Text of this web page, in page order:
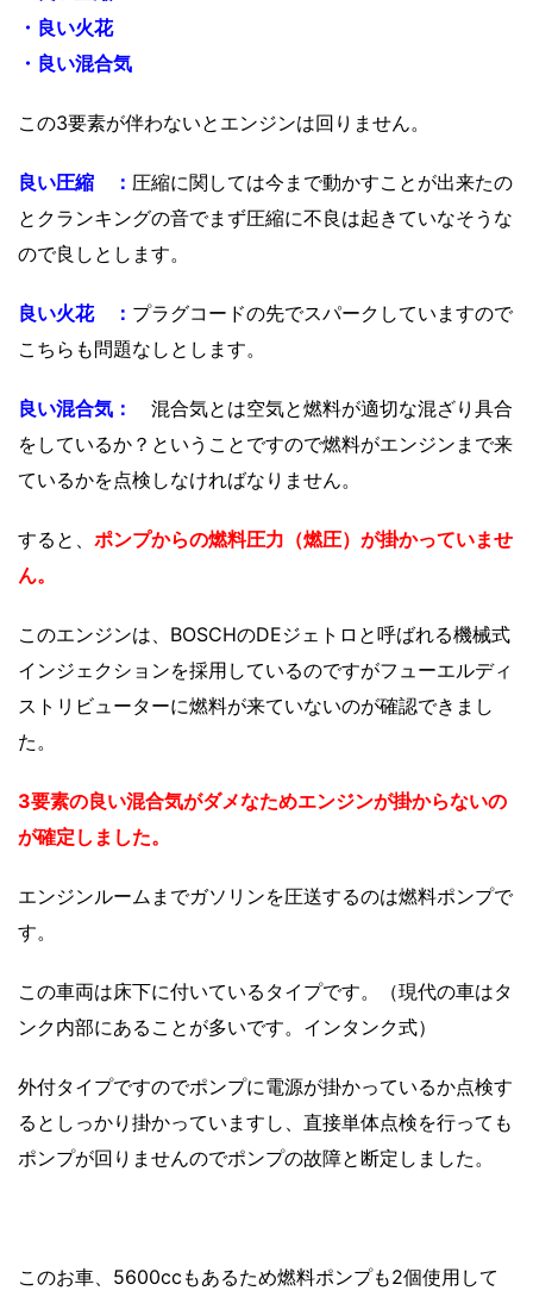
・良い火花
・良い混合気
この3要素が伴わないとエンジンは回りません。
良い圧縮 ： 圧縮に関しては今まで動かすことが出来たの
とクランキングの音でまず圧縮に不良は起きていなそうな
ので良しとします。
良い火花 ： プラグコードの先でスパークしていますので
こちらも問題なしとします。
良い混合気：
混合気とは空気と燃料が適切な混ざり具合
をしているか？ということですので燃料がエンジンまで来
ているかを点検しなければなりません。
すると、 ポンプからの燃料圧力（燃圧）が掛かっていませ
ん。
このエンジンは、BOSCHのDEジェトロと呼ばれる機械式
インジェクションを採用しているのですがフューエルディ
ストリビューターに燃料が来ていないのが確認できまし
た。
3要素の良い混合気がダメなためエンジンが掛からないの
が確定しました。
エンジンルームまでガソリンを圧送するのは燃料ポンプで
す。
この車両は床下に付いているタイプです。（現代の車はタ
ンク内部にあることが多いです。インタンク式）
外付タイプですのでポンプに電源が掛かっているか点検す
るとしっかり掛かっていますし、直接単体点検を行っても
ポンプが回りませんのでポンプの故障と断定しました。
このお車、5600ccもあるため燃料ポンプも2個使用して